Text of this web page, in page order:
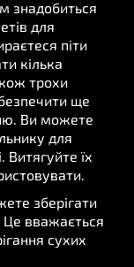
знадобиться
для
піти
кілька
трохи
ще
Ви можете
для
Витягуйте їх
зберігати
Це вважається
сухих